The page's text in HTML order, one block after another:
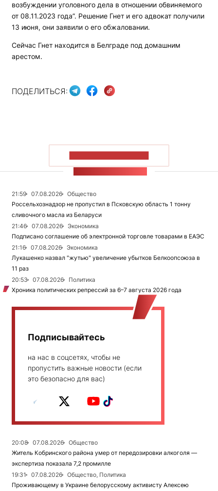
возбуждении уголовного дела в отношении обвиняемого
от 08.11.2023 года”. Решение Гнет и его адвокат получили
13 июня, они заявили о его обжаловании.
Сейчас Гнет находится в Белграде под домашним
арестом.
ПОДЕЛИТЬСЯ:
21:59 07.08.2026
Общество
Россельхознадзор не пропустил в Псковскую область 1 тонну
сливочного масла из Беларуси
21:46
07.08.2026
Экономика
Подписано соглашение об электронной торговле товарами в ЕАЭС
21:16
07.08.2026
Экономика
Лукашенко назвал "жутью" увеличение убытков Белкоопсоюза в
11 раз
20:53
07.08.2026
Политика
Хроника политических репрессий за 6–7 августа 2026 года
Подписывайтесь
на нас в соцсетях, чтобы не
пропустить важные новости (если
это безопасно для вас)
20:08 07.08.2026
Общество
Житель Кобринского района умер от передозировки алкоголя —
экспертиза показала 7,2 промилле
19:31
07.08.2026
Общество, Политика
Проживающему в Украине белорусскому активисту Алексею